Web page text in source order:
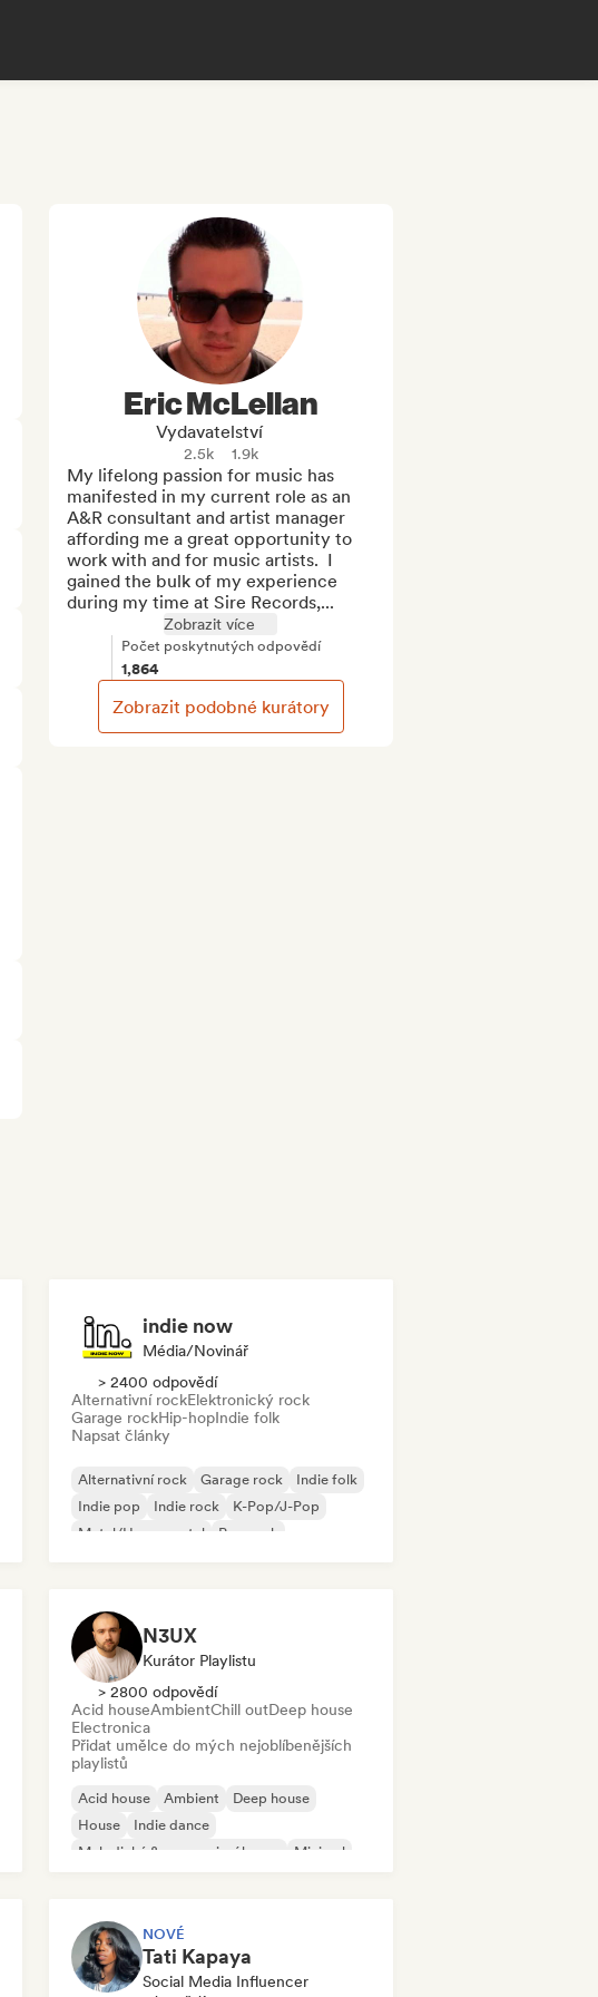
Eric McLellan
Vydavatelství
2.5k 1.9k
My lifelong passion for music has
manifested in my current role as an
A&R consultant and artist manager
affording me a great opportunity to
work with and for music artists.  I
gained the bulk of my experience
during my time at Sire Records,...
Zobrazit více
Počet poskytnutých odpovědí
1,864
Zobrazit podobné kurátory
indie now
Média/novinář
> 2400 odpovědí
Alternativní rockElektronický rock
Garage rockHip-hopIndie folk
Napsat články
Alternativní rock Garage rock
Indie folk
Indie pop
Indie rock
K-Pop/J-Pop
Metal/Heavy metal
Pop rock
N3UX
Kurátor Playlistu
> 2800 odpovědí
Acid houseAmbientChill outDeep house
Electronica
Přidat umělce do mých nejoblíbenějších
playlistů
Acid house Ambient
Deep house
House
Indie dance
Melodický & progresivní house
Minimal
NOVÉ
Tati Kapaya
Social Media Influencer